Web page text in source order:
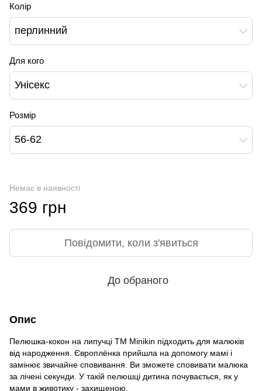
Колір
перлинний
Для кого
Унісекс
Розмір
56-62
Немає в наявності
369 грн
Повідомити, коли з'явиться
До обраного
Опис
Пелюшка-кокон на липучці TM Minikin підходить для малюків
від народження. Європлёнка прийшла на допомогу мамі і
замінює звичайне сповивання. Ви зможете сповивати малюка
за лічені секунди. У такій пелюшці дитина почувається, як у
мами в животику - захищеною.